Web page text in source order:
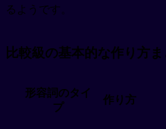
るようです。
比較級の基本的な作り方ま
形容詞のタイ
プ
作り方